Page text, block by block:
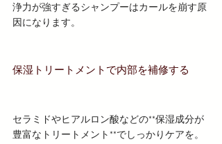
浄力が強すぎるシャンプーはカールを崩す原
因になります。
保湿トリートメントで内部を補修する
セラミドやヒアルロン酸などの**保湿成分が
豊富なトリートメント**でしっかりケアを。